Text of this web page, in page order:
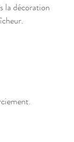
la décoration